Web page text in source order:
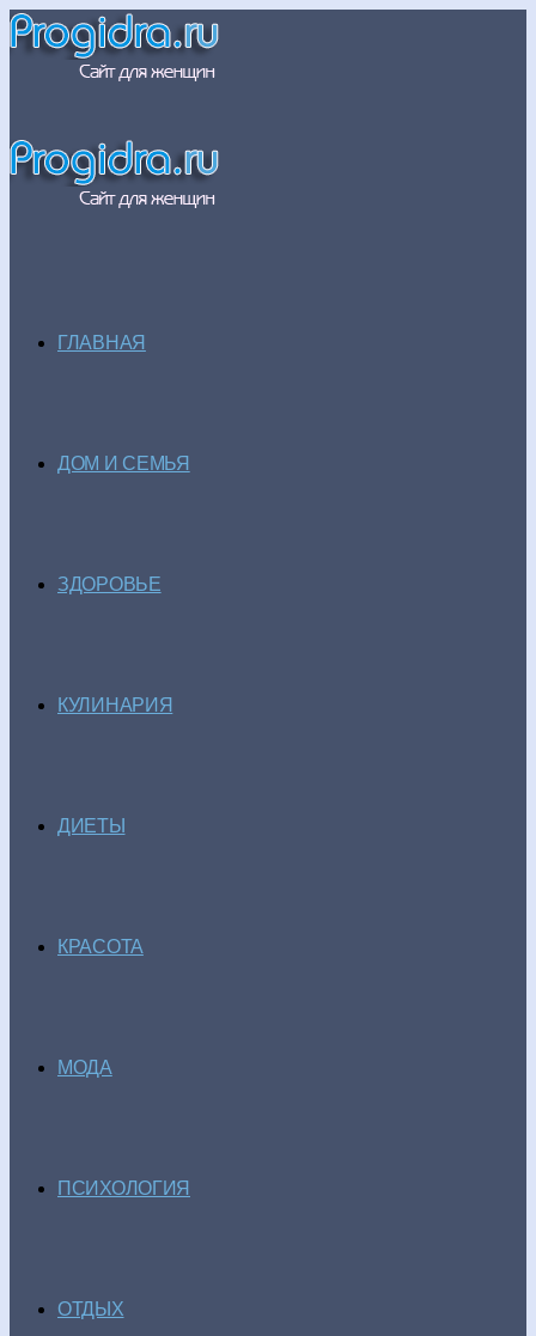
ГЛАВНАЯ
ДОМ И СЕМЬЯ
ЗДОРОВЬЕ
КУЛИНАРИЯ
ДИЕТЫ
КРАСОТА
МОДА
ПСИХОЛОГИЯ
ОТДЫХ